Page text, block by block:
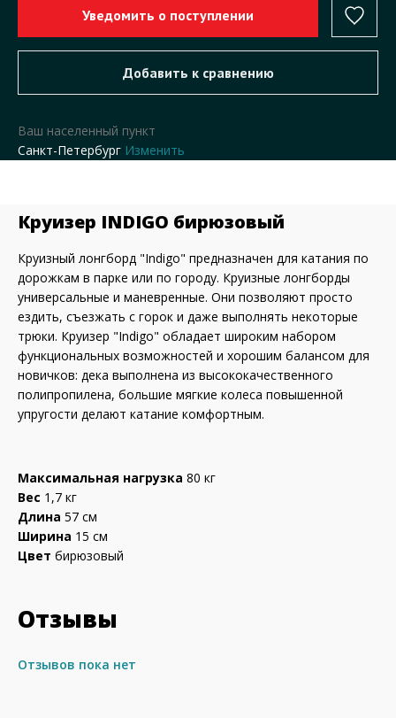
Ваш населенный пункт
Санкт-Петербург Изменить
Круизер INDIGO бирюзовый
Круизный лонгборд "Indigo" предназначен для катания по
дорожкам в парке или по городу. Круизные лонгборды
универсальные и маневренные. Они позволяют просто
ездить, съезжать с горок и даже выполнять некоторые
трюки. Круизер "Indigo" обладает широким набором
функциональных возможностей и хорошим балансом для
новичков: дека выполнена из высококачественного
полипропилена, большие мягкие колеса повышенной
упругости делают катание комфортным.
Максимальная нагрузка 80 кг
Вес 1,7 кг
Длина 57 см
Ширина 15 см
Цвет бирюзовый
Отзывы
Отзывов пока нет